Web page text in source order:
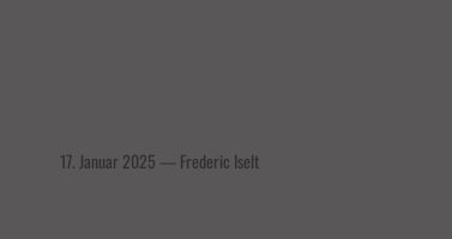
17. Januar 2025 — Frederic Iselt